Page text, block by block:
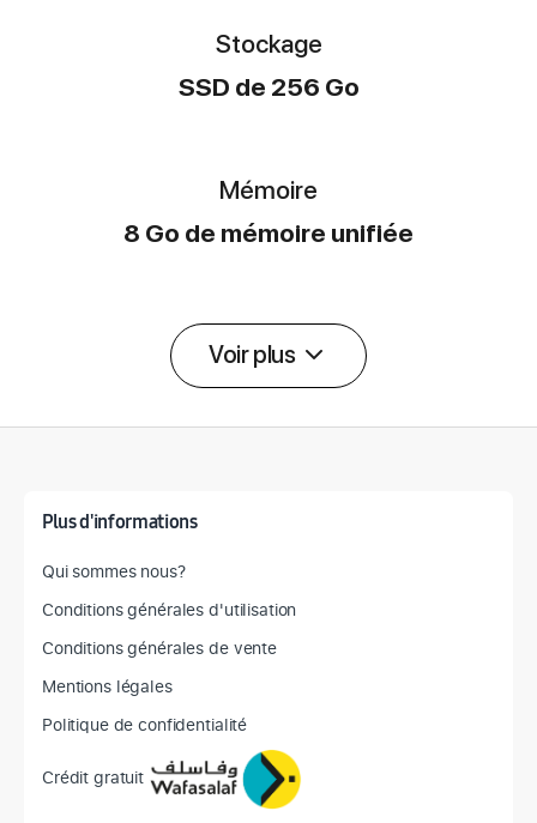
Stockage
SSD de 256 Go
Mémoire
8 Go de mémoire unifiée
Voir plus
Plus d'informations
Qui sommes nous?
Conditions générales d'utilisation
Conditions générales de vente
Mentions légales
Politique de confidentialité
Crédit gratuit